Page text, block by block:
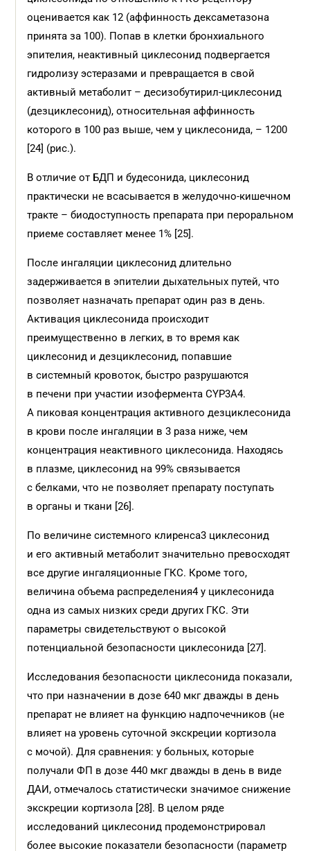
оценивается как 12 (аффинность дексаметазона
принята за 100). Попав в клетки бронхиального
эпителия, неактивный циклесонид подвергается
гидролизу эстеразами и превращается в свой
активный метаболит – десизобутирил-циклесонид
(дезциклесонид), относительная аффинность
которого в 100 раз выше, чем у циклесонида, – 1200
[24] (рис.).
В отличие от БДП и будесонида, циклесонид
практически не всасывается в желудочно-кишечном
тракте – биодоступность препарата при пероральном
приеме составляет менее 1% [25].
После ингаляции циклесонид длительно
задерживается в эпителии дыхательных путей, что
позволяет назначать препарат один раз в день.
Активация циклесонида происходит
преимущественно в легких, в то время как
циклесонид и дезциклесонид, попавшие
в системный кровоток, быстро разрушаются
в печени при участии изофермента CYP3A4.
А пиковая концентрация активного дезциклесонида
в крови после ингаляции в 3 раза ниже, чем
концентрация неактивного циклесонида. Находясь
в плазме, циклесонид на 99% связывается
с белками, что не позволяет препарату поступать
в органы и ткани [26].
По величине системного клиренса3 циклесонид
и его активный метаболит значительно превосходят
все другие ингаляционные ГКС. Кроме того,
величина объема распределения4 у циклесонида
одна из самых низких среди других ГКС. Эти
параметры свидетельствуют о высокой
потенциальной безопасности циклесонида [27].
Исследования безопасности циклесонида показали,
что при назначении в дозе 640 мкг дважды в день
препарат не влияет на функцию надпочечников (не
влияет на уровень суточной экскреции кортизола
с мочой). Для сравнения: у больных, которые
получали ФП в дозе 440 мкг дважды в день в виде
ДАИ, отмечалось статистически значимое снижение
экскреции кортизола [28]. В целом ряде
исследований циклесонид продемонстрировал
более высокие показатели безопасности (параметр